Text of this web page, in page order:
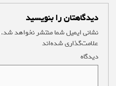
دیدگاهتان را بنویسید
نشانی ایمیل شما منتشر نخواهد شد.
علامت‌گذاری شده‌اند
دیدگاه